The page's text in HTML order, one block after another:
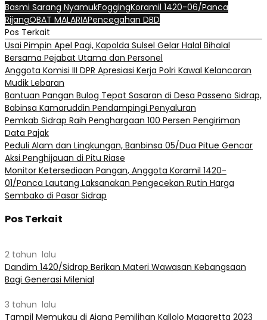
Basmi Sarang NyamukFoggingKoramil 1420-06/Panca
RijangOBAT MALARIAPencegahan DBD
Pos Terkait
Usai Pimpin Apel Pagi, Kapolda Sulsel Gelar Halal Bihalal
Bersama Pejabat Utama dan Personel
Anggota Komisi III DPR Apresiasi Kerja Polri Kawal Kelancaran
Mudik Lebaran
Bantuan Pangan Bulog Tepat Sasaran di Desa Passeno Sidrap,
Babinsa Kamaruddin Pendampingi Penyaluran
Pemkab Sidrap Raih Penghargaan 100 Persen Pengiriman
Data Pajak
Peduli Alam dan Lingkungan, Banbinsa 05/Dua Pitue Gencar
Aksi Penghijauan di Pitu Riase
Monitor Ketersediaan Pangan, Anggota Koramil 1420-
01/Panca Lautang Laksanakan Pengecekan Rutin Harga
Sembako di Pasar Sidrap
Pos Terkait
2 tahun lalu
Dandim 1420/Sidrap Berikan Materi Wawasan Kebangsaan
Bagi Generasi Milenial
3 tahun lalu
Tampil Memukau di Ajang Pemilihan Kallolo Magaretta 2023